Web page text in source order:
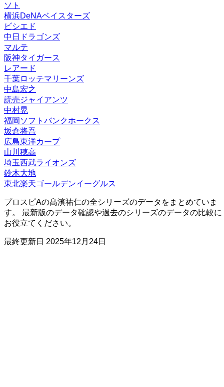
ソト
横浜DeNAベイスターズ
ビシエド
中日ドラゴンズ
マルテ
阪神タイガース
レアード
千葉ロッテマリーンズ
中島宏之
読売ジャイアンツ
中村晃
福岡ソフトバンクホークス
坂倉将吾
広島東洋カープ
山川穂高
埼玉西武ライオンズ
鈴木大地
東北楽天ゴールデンイーグルス
プロスピAの髙濱祐仁の全シリーズのデータをまとめていま
す。 最新版のデータ確認や過去のシリーズのデータの比較に
お役立てください。
最終更新日 2025年12月24日